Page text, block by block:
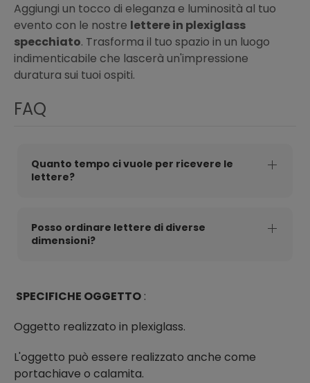
Aggiungi un tocco di eleganza e luminosità al tuo
evento con le nostre lettere in plexiglass
specchiato. Trasforma il tuo spazio in un luogo
indimenticabile che lascerà un'impressione
duratura sui tuoi ospiti.
FAQ
Quanto tempo ci vuole per ricevere le
lettere?
Posso ordinare lettere di diverse
dimensioni?
SPECIFICHE OGGETTO :
Oggetto realizzato in plexiglass.
L'oggetto può essere realizzato anche come
portachiave o calamita.